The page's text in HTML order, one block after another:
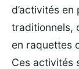
d’activités
traditionnels,
en raquettes
Ces activités